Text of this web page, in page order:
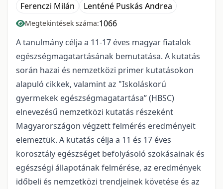
Ferenczi Milán Lenténé Puskás Andrea
Megtekintések száma:1066
A tanulmány célja a 11-17 éves magyar fiatalok
egészségmagatartásának bemutatása. A kutatás
során hazai és nemzetközi primer kutatásokon
alapuló cikkek, valamint az "Iskoláskorú
gyermekek egészségmagatartása” (HBSC)
elnevezésű nemzetközi kutatás részeként
Magyarországon végzett felmérés eredményeit
elemeztük. A kutatás célja a 11 és 17 éves
korosztály egészséget befolyásoló szokásainak és
egészségi állapotának felmérése, az eredmények
időbeli és nemzetközi trendjeinek követése és az